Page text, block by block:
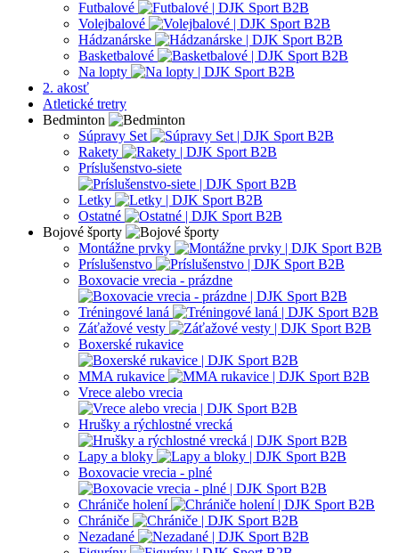
Futbalové
Volejbalové
Hádzanárske
Basketbalové
Na lopty
2. akosť
Atletické tretry
Bedminton
Súpravy Set
Rakety
Príslušenstvo-siete
Letky
Ostatné
Bojové športy
Montážne prvky
Príslušenstvo
Boxovacie vrecia - prázdne
Tréningové laná
Záťažové vesty
Boxerské rukavice
MMA rukavice
Vrece alebo vrecia
Hrušky a rýchlostné vrecká
Lapy a bloky
Boxovacie vrecia - plné
Chrániče holení
Chrániče
Nezadané